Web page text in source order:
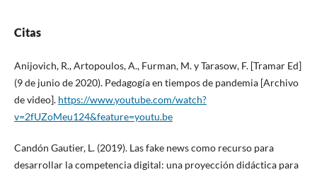
Citas
Anijovich, R., Artopoulos, A., Furman, M. y Tarasow, F. [Tramar Ed]
(9 de junio de 2020). Pedagogía en tiempos de pandemia [Archivo
de video]. https://www.youtube.com/watch?
v=2fUZoMeu124&feature=youtu.be
Candón Gautier, L. (2019). Las fake news como recurso para
desarrollar la competencia digital: una proyección didáctica para